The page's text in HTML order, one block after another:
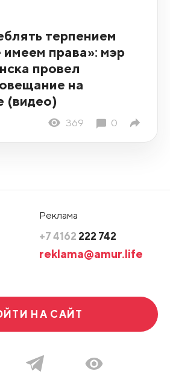
терпением
права»: мэр
провел
на
(видео)
369 0
Реклама
+7 4162 222 742
reklama@amur.life
НА САЙТ